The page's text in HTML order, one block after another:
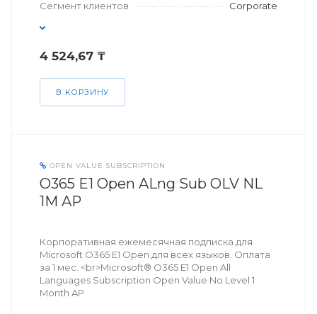
Сегмент клиентов Corporate
4 524,67 ₸
В КОРЗИНУ
OPEN VALUE SUBSCRIPTION
O365 E1 Open ALng Sub OLV NL
1M AP
Корпоративная ежемесячная подписка для
Microsoft O365 E1 Open для всех языков. Оплата
за 1 мес. <br>Microsoft® O365 E1 Open All
Languages Subscription Open Value No Level 1
Month AP